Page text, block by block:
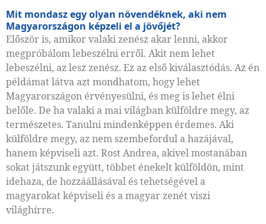
Mit mondasz egy olyan növendéknek, aki nem
Magyarországon képzeli el a jövőjét?
Először is, amikor valaki zenész akar lenni, akkor
megpróbálom lebeszélni erről. Akit nem lehet
lebeszélni, az lesz zenész. Ez az első kiválasztódás. Az én
példámat látva azt mondhatom, hogy lehet
Magyarországon érvényesülni, és meg is lehet élni
belőle. De ha valaki a mai világban külföldre megy, az
természetes. Tanulni mindenképpen érdemes. Aki
külföldre megy, az nem szembefordul a hazájával,
hanem képviseli azt. Rost Andrea, akivel mostanában
sokat játszunk együtt, többet énekelt külföldön, mint
idehaza, de hozzáállásával és tehetségével a
magyarokat képviseli és a magyar zenét viszi
világhírre.